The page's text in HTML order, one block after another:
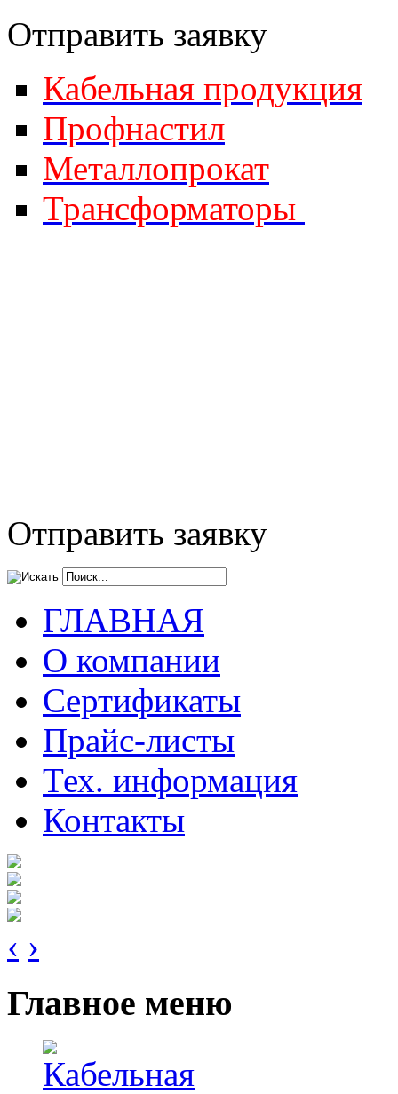
Отправить заявку
Кабельная продукция
Профнастил
Металлопрокат
Трансформаторы
Отправить заявку
ГЛАВНАЯ
О компании
Сертификаты
Прайс-листы
Тех. информация
Контакты
‹ ›
Главное меню